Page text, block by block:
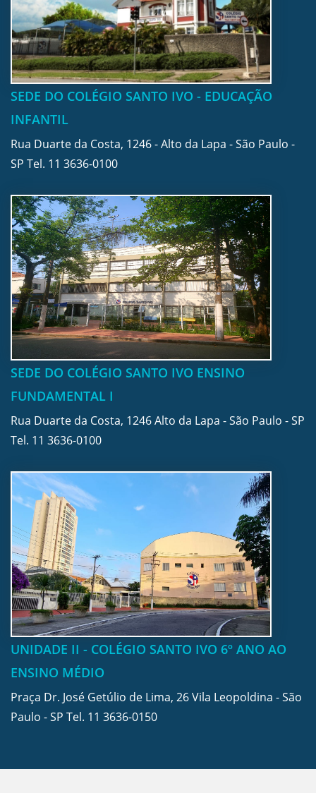
SEDE DO COLÉGIO SANTO IVO - EDUCAÇÃO
INFANTIL
Rua Duarte da Costa, 1246 - Alto da Lapa - São Paulo -
SP Tel. 11 3636-0100
SEDE DO COLÉGIO SANTO IVO ENSINO
FUNDAMENTAL I
Rua Duarte da Costa, 1246 Alto da Lapa - São Paulo - SP
Tel. 11 3636-0100
UNIDADE II - COLÉGIO SANTO IVO 6º ANO AO
ENSINO MÉDIO
Praça Dr. José Getúlio de Lima, 26 Vila Leopoldina - São
Paulo - SP Tel. 11 3636-0150